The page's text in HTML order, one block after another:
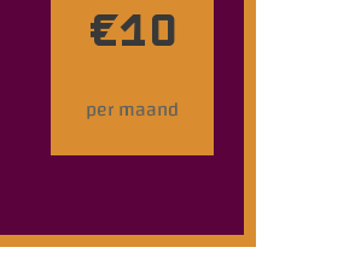
€10
per maand